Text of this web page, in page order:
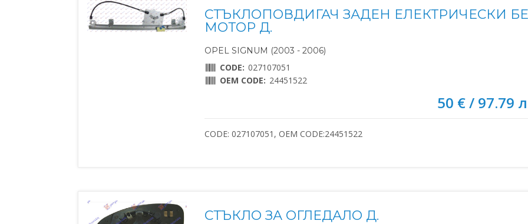
СТЪКЛОПОВДИГАЧ ЗАДЕН ЕЛЕКТРИЧЕСКИ
МОТОР Д.
OPEL SIGNUM (2003 - 2006)
CODE: 027107051
OEM CODE: 24451522
50 € / 97.79
CODE: 027107051, OEM CODE:24451522
СТЪКЛО ЗА ОГЛЕДАЛО Д.